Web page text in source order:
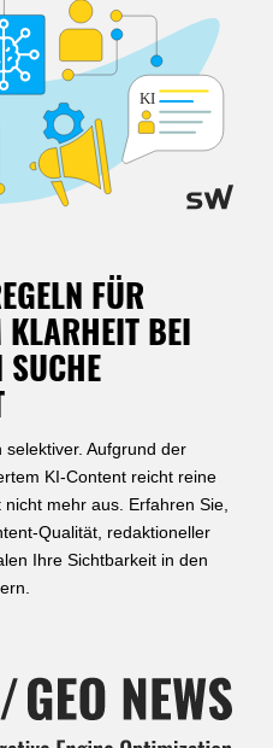
FÜR
KLARHEIT BEI
SUCHE
Aufgrund der
KI-Content reicht reine
mehr aus. Erfahren Sie,
Qualität, redaktioneller
Ihre Sichtbarkeit in den